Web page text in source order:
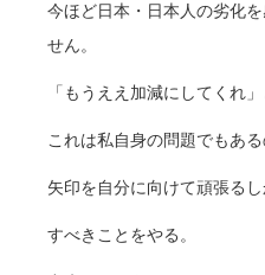
今ほど日本・日本人の劣化
せん。
「もうええ加減にしてくれ
これは私自身の問題でもある
矢印を自分に向けて頑張るし
すべきことをやる。